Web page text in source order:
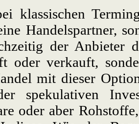
klassischen
Handelspartner,
der Anbieter
oder verkauft,
mit dieser
spekulativen
oder aber